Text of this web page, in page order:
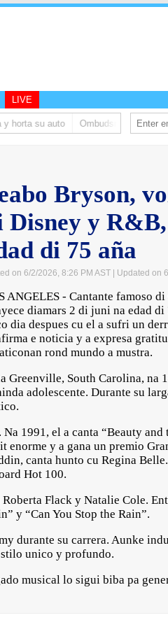
LIVE
su auto Ombudsman ta bishita
Bryson,
Disney y
di 75 aña
on 6/2/2026, 8:26 PM AST | Updated on
ANGELES - Cantante famoso
diamars 2 di juni na edad di
dia despues cu el a sufri un
e noticia y a expresa
rond mundo a mustra.
Greenville, South Carolina, na
adolescente. Durante su
1991, el a canta “Beauty and
y a gana un premio
canta hunto cu Regina
Hot 100.
Flack y Natalie Cole.
y “Can You Stop the Rain”.
durante su carrera. Aunke
unico y profundo.
musical lo sigui biba pa